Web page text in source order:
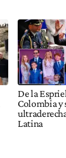
De la
Colombia y
Latina